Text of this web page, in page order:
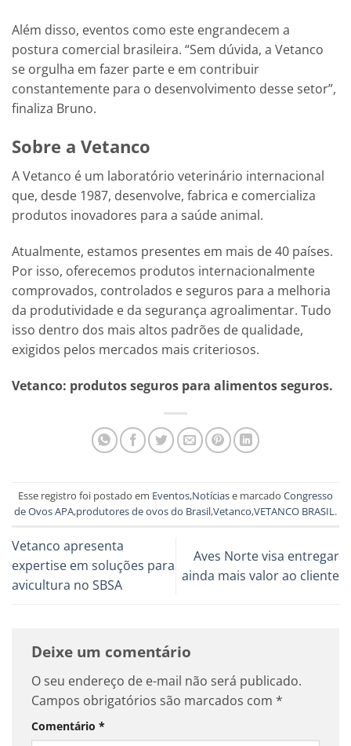
Além disso, eventos como este engrandecem a
postura comercial brasileira. “Sem dúvida, a Vetanco
se orgulha em fazer parte e em contribuir
constantemente para o desenvolvimento desse setor”,
finaliza Bruno.
Sobre a Vetanco
A Vetanco é um laboratório veterinário internacional
que, desde 1987, desenvolve, fabrica e comercializa
produtos inovadores para a saúde animal.
Atualmente, estamos presentes em mais de 40 países.
Por isso, oferecemos produtos internacionalmente
comprovados, controlados e seguros para a melhoria
da produtividade e da segurança agroalimentar. Tudo
isso dentro dos mais altos padrões de qualidade,
exigidos pelos mercados mais criteriosos.
Vetanco: produtos seguros para alimentos seguros.
Esse registro foi postado em Eventos,Notíciase marcado Congresso
de Ovos APA,produtores de ovos do Brasil,Vetanco,VETANCO BRASIL.
Vetanco apresenta
expertise em soluções para
avicultura no SBSA
Aves Norte visa entregar
ainda mais valor ao cliente
Deixe um comentário
O seu endereço de e-mail não será publicado.
Campos obrigatórios são marcados com *
Comentário *